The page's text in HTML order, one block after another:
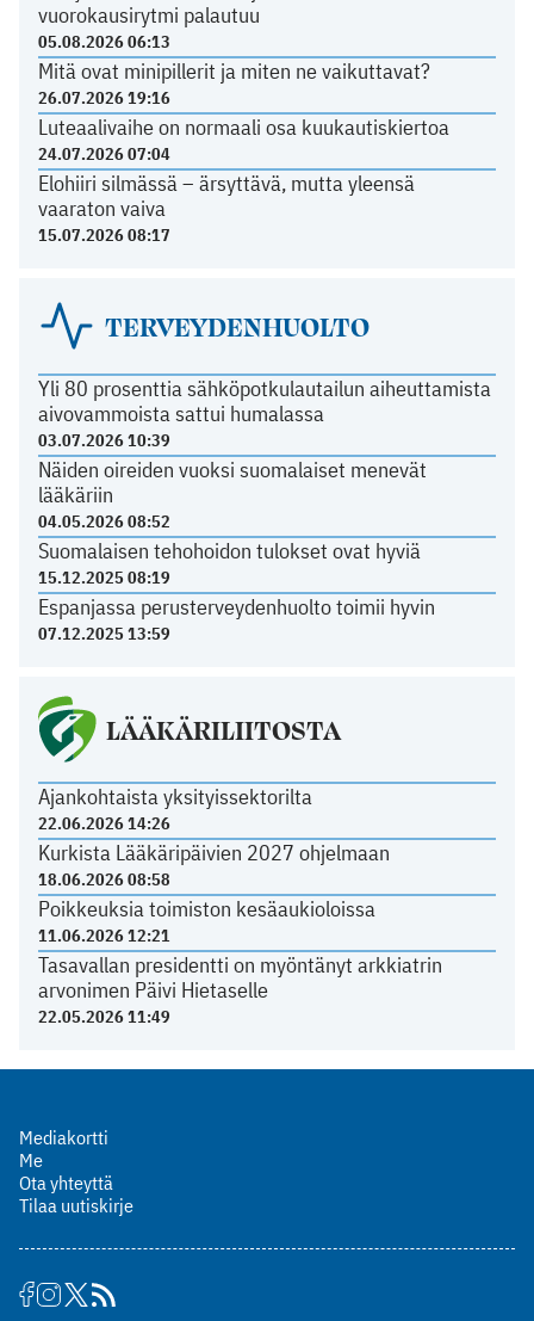
vuorokausirytmi palautuu
05.08.2026 06:13
Mitä ovat minipillerit ja miten ne vaikuttavat?
26.07.2026 19:16
Luteaalivaihe on normaali osa kuukautiskiertoa
24.07.2026 07:04
Elohiiri silmässä – ärsyttävä, mutta yleensä
vaaraton vaiva
15.07.2026 08:17
TERVEYDENHUOLTO
Yli 80 prosenttia sähköpotkulautailun aiheuttamista
aivovammoista sattui humalassa
03.07.2026 10:39
Näiden oireiden vuoksi suomalaiset menevät
lääkäriin
04.05.2026 08:52
Suomalaisen tehohoidon tulokset ovat hyviä
15.12.2025 08:19
Espanjassa perusterveydenhuolto toimii hyvin
07.12.2025 13:59
LÄÄKÄRILIITOSTA
Ajankohtaista yksityissektorilta
22.06.2026 14:26
Kurkista Lääkäripäivien 2027 ohjelmaan
18.06.2026 08:58
Poikkeuksia toimiston kesäaukioloissa
11.06.2026 12:21
Tasavallan presidentti on myöntänyt arkkiatrin
arvonimen Päivi Hietaselle
22.05.2026 11:49
Mediakortti
Me
Ota yhteyttä
Tilaa uutiskirje